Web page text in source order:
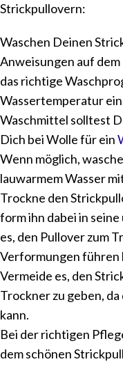
Strickpullovern:
Waschen Deinen
Anweisungen auf
das richtige
Wassertemperatur
Waschmittel solltest
Dich bei Wolle für ein
Wenn möglich,
lauwarmem Wasser
Trockne den
form ihn dabei in
es, den Pullover zum
Verformungen führen
Vermeide es, den
Trockner zu geben,
kann.
Bei der richtigen
dem schönen